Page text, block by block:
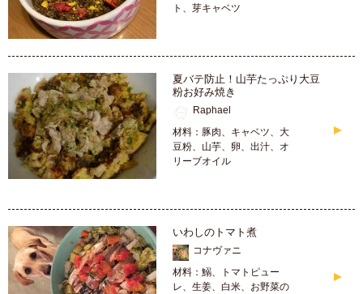
ト、芽キャベツ
夏バテ防止！山芋たっぷり大豆
粉お好み焼き
Raphael
材料：豚肉、キャベツ、大
豆粉、山芋、卵、出汁、オ
リーブオイル
いわしのトマト煮
コナヴァニ
材料：鰯、トマトピュー
レ、生姜、白米、お野菜の